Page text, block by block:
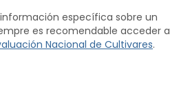
específica sobre un
es recomendable acceder a
Nacional de Cultivares.